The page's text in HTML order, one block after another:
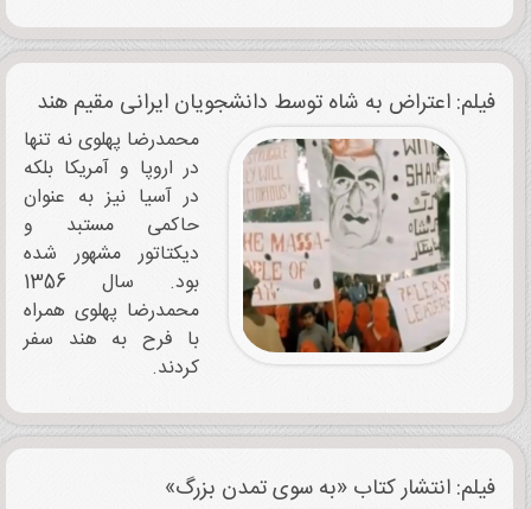
فیلم: اعتراض به شاه توسط دانشجویان ایرانی مقیم هند
محمدرضا پهلوی نه تنها
در اروپا و آمریکا بلکه
در آسیا نیز به عنوان
حاکمی مستبد و
دیکتاتور مشهور شده
بود. سال 1356
محمدرضا پهلوی همراه
با فرح به هند سفر
کردند.
فیلم: انتشار کتاب «به سوی تمدن بزرگ»